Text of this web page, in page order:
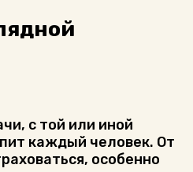
с той или иной
каждый человек. От
особенно